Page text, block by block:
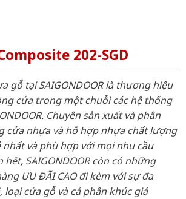
202-SGD
gỗ tại SAIGONDOOR là thương hiệu
cửa trong một chuỗi các hệ thống
Chuyên sản xuất và phân
cửa nhựa và hỗ hợp nhựa chất lượng
và phù hợp với mọi nhu cầu
hết, SAIGONDOOR còn có những
ƯU ĐÃI CAO đi kèm với sự đa
loại cửa gỗ và cả phân khúc giá